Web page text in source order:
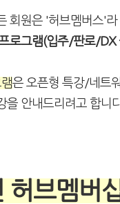
회원은 '허브멤버스'라
로그램(입주/판로/
은 오픈형 특강/네트
을 안내드리려고 합니
브멤버